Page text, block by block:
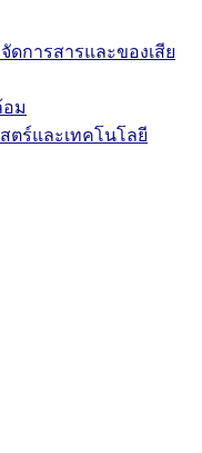
ดการสารและของเสีย
ม
ตร์และเทคโนโลยี